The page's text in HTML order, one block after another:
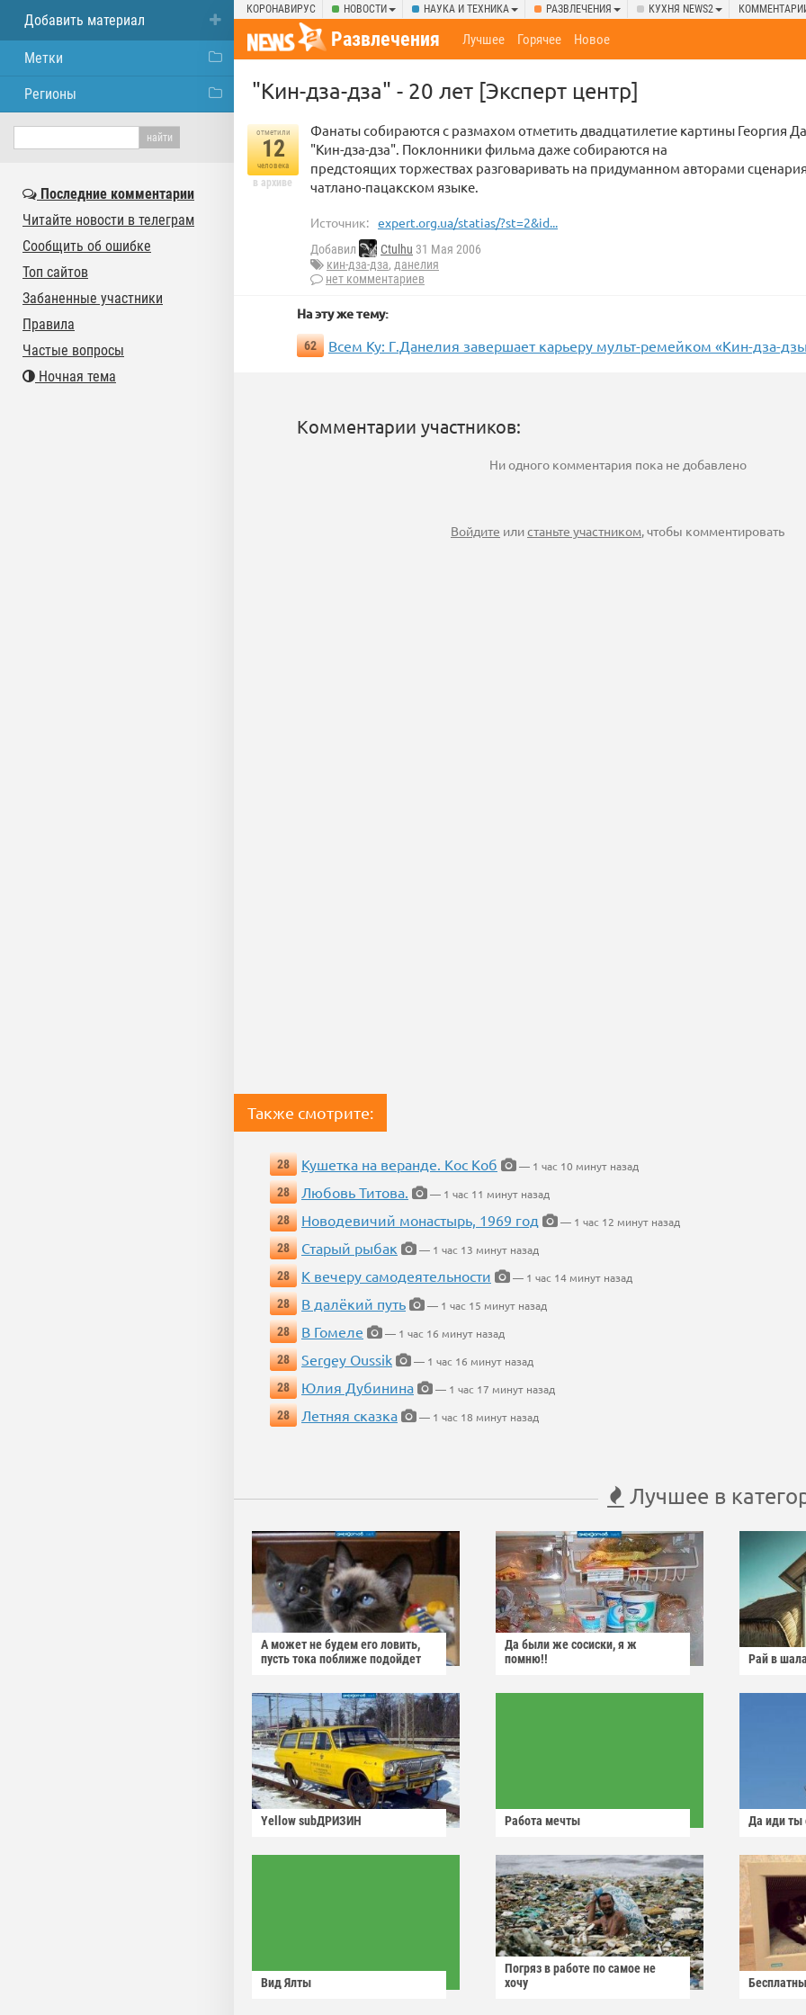
КОРОНАВИРУС НОВОСТИ НАУКА И ТЕХНИКА РАЗВЛЕЧЕНИЯ КУХНЯ NEWS2
Развлечения Лучшее Горячее Новое
"Кин-дза-дза" - 20 лет [Эксперт центр]
отметили
12
человека
в архиве
Фанаты собираются с размахом отметить двадцатилетие картины Георгия
"Кин-дза-дза". Поклонники фильма даже собираются на
предстоящих торжествах разговаривать на придуманном авторами
чатлано-пацакском языке.
Источник: expert.org.ua/statias/?st=2&id...
Добавил Ctulhu 31 Мая 2006
кин-дза-дза, данелия
нет комментариев
На эту же тему:
62 Всем Ку: Г.Данелия завершает карьеру мульт-ремейком «Кин-дза-
Комментарии участников:
Ни одного комментария пока не добавлено
Войдите илистаньте участником, чтобы комментировать
Также смотрите:
28 Кушетка на веранде. Кос Коб
— 1 час 10 минут назад
28
Любовь Титова.
— 1 час 11 минут назад
28
Новодевичий монастырь, 1969 год
— 1 час 12 минут назад
28
Старый рыбак
— 1 час 13 минут назад
28
К вечеру самодеятельности
— 1 час 14 минут назад
28
В далёкий путь
— 1 час 15 минут назад
28
В Гомеле
— 1 час 16 минут назад
28
Sergey Oussik
— 1 час 16 минут назад
28
Юлия Дубинина
— 1 час 17 минут назад
28
Летняя сказка — 1 час 18 минут назад
Лучшее в
А может не будем его ловить,
пусть тока поближе подойдет
Да были же сосиски, я ж
помню!!
Рай в
Yellow subДРИЗИН Работа мечты Да иди ты
Вид Ялты
Погряз в работе по самое не
хочу
Добавить материал
Метки
Регионы
Последние комментарии
Читайте новости в телеграм
Сообщить об ошибке
Топ сайтов
Забаненные участники
Правила
Частые вопросы
Ночная тема